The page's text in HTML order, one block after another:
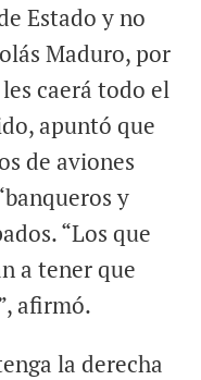
Estado y no
Maduro, por
caerá todo el
apuntó que
de aviones
y
“Los que
a tener que
afirmó.
la derecha